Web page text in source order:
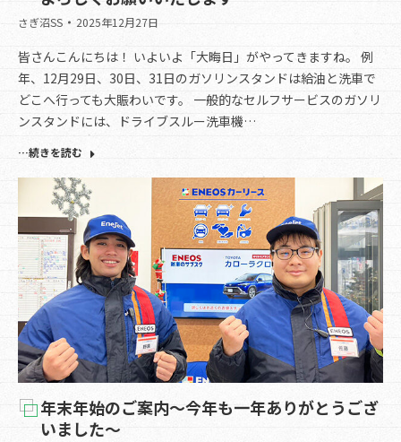
さぎ沼SS 2025年12月27日
皆さんこんにちは！ いよいよ「大晦日」がやってきますね。 例
年、12月29日、30日、31日のガソリンスタンドは給油と洗車で
どこへ行っても大賑わいです。 一般的なセルフサービスのガソリ
ンスタンドには、ドライブスルー洗車機…
…続きを読む
年末年始のご案内～今年も一年ありがとうござ
いました～